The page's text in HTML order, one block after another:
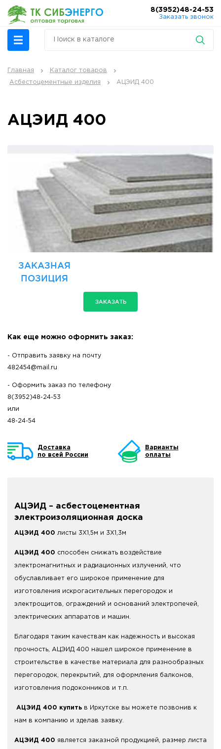
8(3952)48-24-53
Заказать звонок
Главная Каталог товаров
Асбестоцементные изделия АЦЭИД 400
АЦЭИД 400
ЗАКАЗНАЯ
ПОЗИЦИЯ
ЗАКАЗАТЬ
Как еще можно оформить заказ:
- Отправить заявку на почту
482454@mail.ru
- Оформить заказ по телефону
8(3952)48-24-53
или
48-24-54
Доставка
по всей России
Варианты
оплаты
АЦЭИД – асбестоцементная
электроизоляционная доска
АЦЭИД 400 листы 3Х1,5м и 3Х1,3м
АЦЭИД 400 способен снижать воздействие
электромагнитных и радиационных излучений, что
обуславливает его широкое применение для
изготовления искрогасительных перегородок и
электрощитов, ограждений и оснований электропечей,
электрических аппаратов и машин.
Благодаря таким качествам как надежность и высокая
прочность, АЦЭИД 400 нашел широкое применение в
строительстве в качестве материала для разнообразных
перегородок, перекрытий, для оформления балконов,
изготовления подоконников и т.п.
АЦЭИД 400 купить в Иркутске вы можете позвонив к
нам в компанию и зделав заявку.
АЦЭИД 400 является заказной продукцией, размер листа